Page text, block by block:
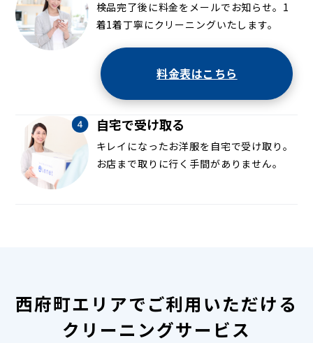
検品完了後に料金をメールでお知らせ。1
着1着丁寧にクリーニングいたします。
料金表はこちら
自宅で受け取る
キレイになったお洋服を自宅で受け取り。
お店まで取りに行く手間がありません。
西府町エリアでご利用いただける
クリーニングサービス